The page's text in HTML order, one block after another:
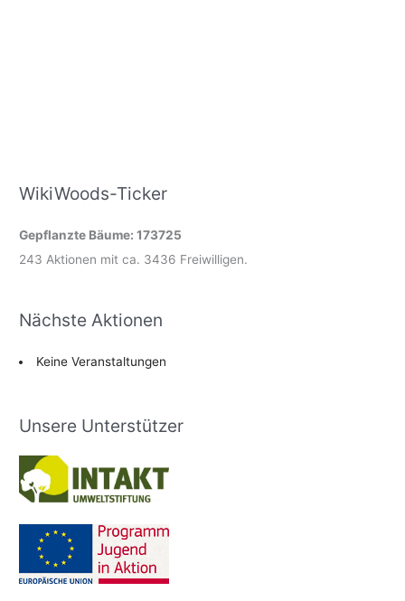
WikiWoods-Ticker
Gepflanzte Bäume: 173725
243 Aktionen mit ca. 3436 Freiwilligen.
Nächste Aktionen
Keine Veranstaltungen
Unsere Unterstützer